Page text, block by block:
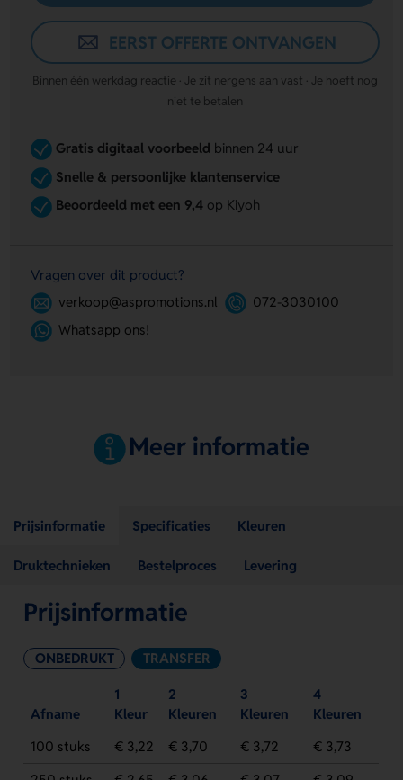
EERST OFFERTE ONTVANGEN
Binnen één werkdag reactie · Je zit nergens aan vast · Je hoeft nog
niet te betalen
Gratis digitaal voorbeeld binnen 24 uur
Snelle & persoonlijke klantenservice
Beoordeeld met een 9,4op Kiyoh
Vragen over dit product?
verkoop@aspromotions.nl
072-3030100
Whatsapp ons!
Meer informatie
Prijsinformatie Specificaties Kleuren
Druktechnieken Bestelproces Levering
Prijsinformatie
ONBEDRUKT TRANSFER
Afname
1
Kleur
2
Kleuren
3
Kleuren
4
Kleuren
100 stuks
€ 3,22 € 3,70 € 3,72
€ 3,73